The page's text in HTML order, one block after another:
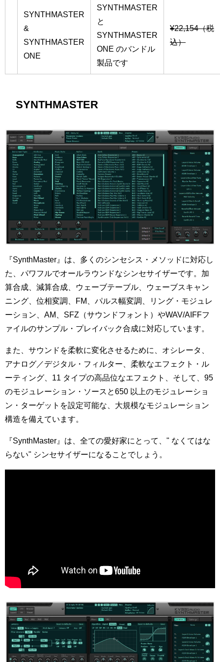
SYNTHMASTER
&
SYNTHMASTER
ONE
SYNTHMASTER
と
SYNTHMASTER
ONE のバンドル
製品です
¥22,154（税
込）
SYNTHMASTER
『SynthMaster』は、多くのシンセシス・メソッドに対応し
た、パワフルでオールラウンドなシンセサイザーです。加
算合成、減算合成、ウェーブテーブル、ウェーブスキャン
ニング、位相変調、FM、パルス幅変調、リング・モジュレ
ーション、AM、SFZ（サウンドフォント）やWAV/AIFFフ
ァイルのサンプル・プレイバック合成に対応しています。
また、サウンドを柔軟に変化させるために、オシレータ、
アナログ／デジタル・フィルター、柔軟なエフェクト・ル
ーティング、11 タイプの高品位なエフェクト、そして、95
のモジュレーション・ソースと650 以上のモジュレーショ
ン・ターゲットを設定可能な、大規模なモジュレーション
構造を備えています。
『SynthMaster』は、全ての愛好家にとって、" なくてはな
らない" シンセサイザーになることでしょう。